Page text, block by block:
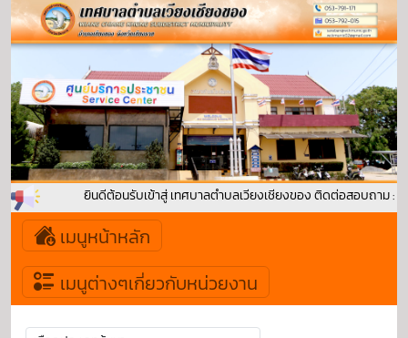
ยินดีต้อนรับเข้าสู่ เทศบาลตำบลเวียงเชียงของ ติดต่อสอบถาม : โ
เมนูหน้าหลัก
เมนูต่างๆเกี่ยวกับหน่วยงาน